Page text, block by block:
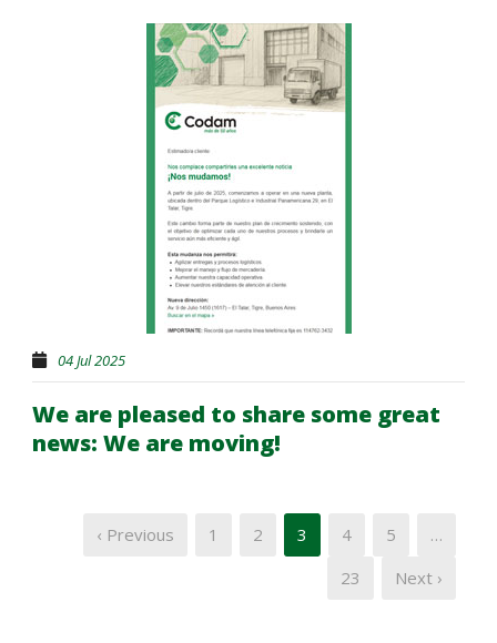
04 Jul 2025
We are pleased to share some great
news: We are moving!
‹ Previous 1 2 3 4 5
…
23
Next ›